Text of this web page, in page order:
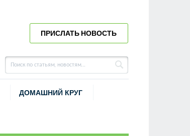
ПРИСЛАТЬ НОВОСТЬ
ДОМАШНИЙ КРУГ